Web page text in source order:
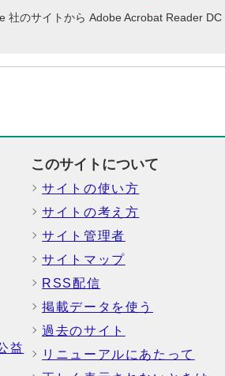
社のサイトから Adobe Acrobat Reader DC
益
このサイトについて
サイトの使い方
サイトの考え方
サイト管理者
サイトマップ
RSS配信
掲載データを使う
過去のサイト
リニューアルにあたって